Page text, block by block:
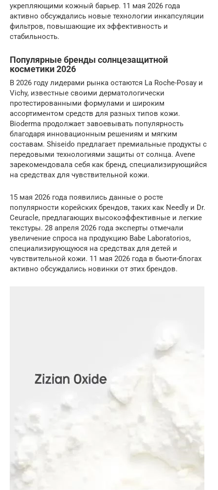
укрепляющими кожный барьер. 11 мая 2026 года
активно обсуждались новые технологии инкапсуляции
фильтров, повышающие их эффективность и
стабильность.
Популярные бренды солнцезащитной
косметики 2026
В 2026 году лидерами рынка остаются La Roche-Posay и
Vichy, известные своими дерматологически
протестированными формулами и широким
ассортиментом средств для разных типов кожи.
Bioderma продолжает завоевывать популярность
благодаря инновационным решениям и мягким
составам. Shiseido предлагает премиальные продукты с
передовыми технологиями защиты от солнца. Avene
зарекомендовала себя как бренд, специализирующийся
на средствах для чувствительной кожи.
15 мая 2026 года появились данные о росте
популярности корейских брендов, таких как Needly и Dr.
Ceuracle, предлагающих высокоэффективные и легкие
текстуры. 28 апреля 2026 года эксперты отмечали
увеличение спроса на продукцию Babe Laboratorios,
специализирующуюся на средствах для детей и
чувствительной кожи. 11 мая 2026 года в бьюти-блогах
активно обсуждались новинки от этих брендов.